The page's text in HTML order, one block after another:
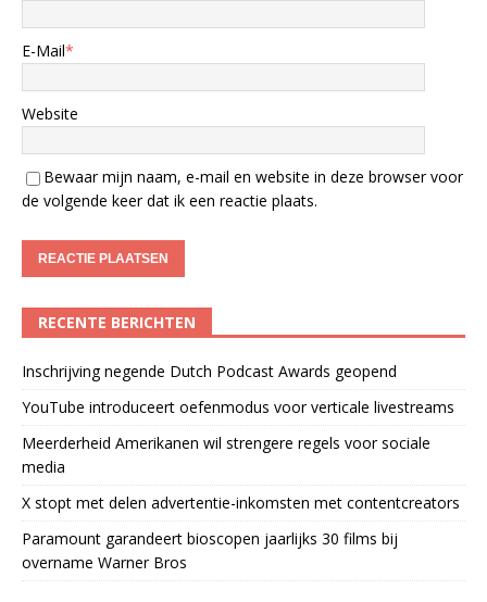
E-Mail*
Website
Bewaar mijn naam, e-mail en website in deze browser voor
de volgende keer dat ik een reactie plaats.
RECENTE BERICHTEN
Inschrijving negende Dutch Podcast Awards geopend
YouTube introduceert oefenmodus voor verticale livestreams
Meerderheid Amerikanen wil strengere regels voor sociale
media
X stopt met delen advertentie-inkomsten met contentcreators
Paramount garandeert bioscopen jaarlijks 30 films bij
overname Warner Bros